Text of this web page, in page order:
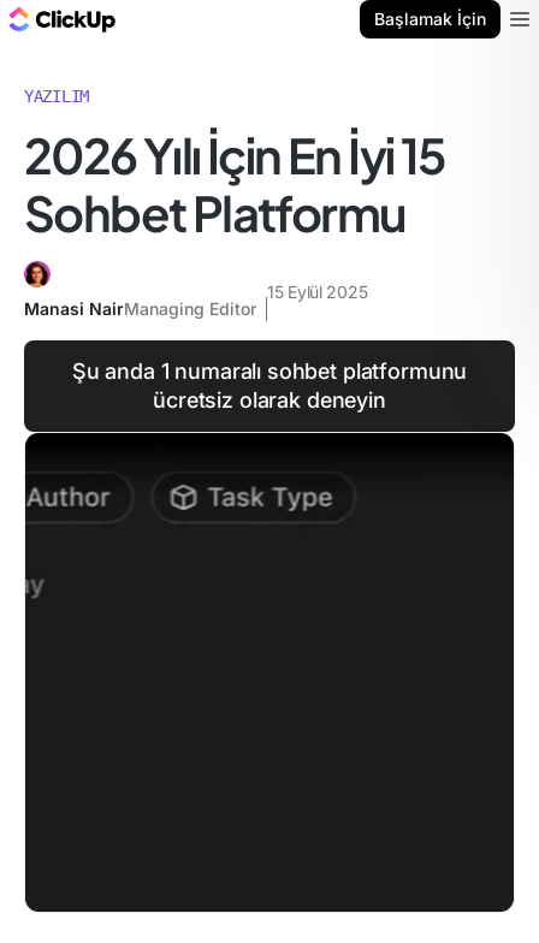
Başlamak İçin
YAZILIM
2026 Yılı İçin En İyi 15
Sohbet Platformu
Manasi NairManaging Editor
15 Eylül 2025
Şu anda 1 numaralı sohbet platformunu
ücretsiz olarak deneyin